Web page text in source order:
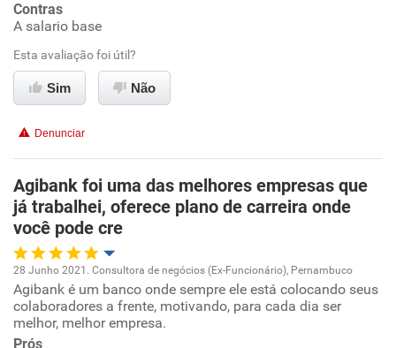
Conciliação com a vida familiar
Benefícios
Recomenda a diretoria
Contras
A salario base
Esta avaliação foi útil?
Sim Não
Denunciar
Agibank foi uma das melhores empresas que
já trabalhei, oferece plano de carreira onde
você pode cre
Oportunidade de promoção
Ambiente de trabalho
28 Junho 2021. Consultora de negócios (Ex-Funcionário), Pernambuco
Agibank é um banco onde sempre ele está colocando seus
colaboradores a frente, motivando, para cada dia ser
melhor, melhor empresa.
Prós